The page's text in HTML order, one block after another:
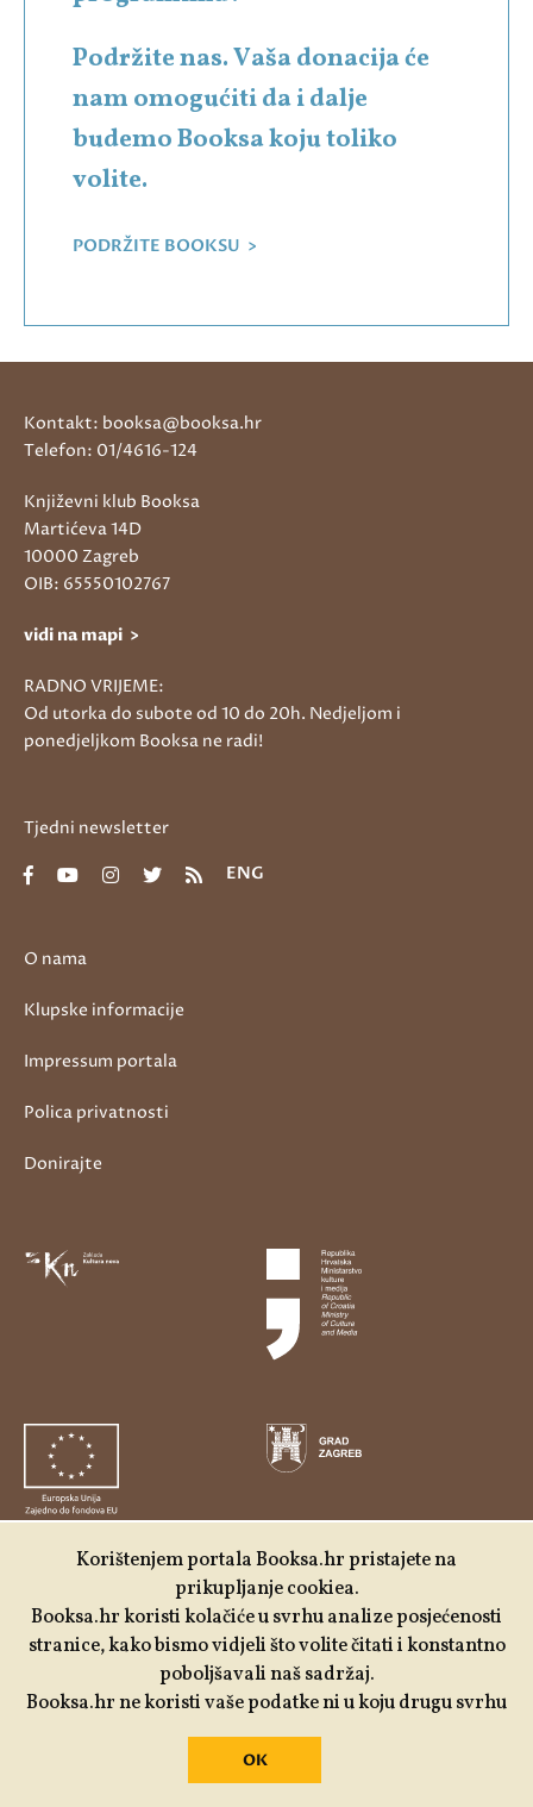
Podržite nas. Vaša donacija će
nam omogućiti da i dalje
budemo Booksa koju toliko
volite.
PODRŽITE BOOKSU >
Udruga Kulturtreger je korisnik institucionalne podrške
O nama
Klupske informacije
Impressum portala
Polica privatnosti
Donirajte
Kontakt: booksa@booksa.hr
Telefon: 01/4616-124
Književni klub Booksa
Martićeva 14D
10000 Zagreb
OIB: 65550102767
vidi na mapi >
RADNO VRIJEME:
Od utorka do subote od 10 do 20h. Nedjeljom i
ponedjeljkom Booksa ne radi!
Tjedni newsletter
ENG
Korištenjem portala Booksa.hr pristajete na
prikupljanje cookiea.
Booksa.hr koristi kolačiće u svrhu analize posjećenosti
stranice, kako bismo vidjeli što volite čitati i konstantno
poboljšavali naš sadržaj.
Booksa.hr ne koristi vaše podatke ni u koju drugu svrhu
OK